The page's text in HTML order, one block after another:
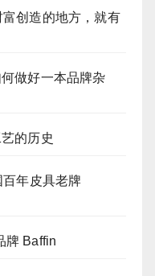
创造的地方，就有
做好一本品牌杂
的历史
年皮具老牌
牌 Baffin